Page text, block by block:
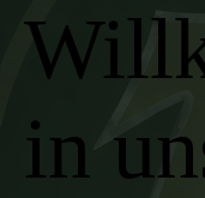
in